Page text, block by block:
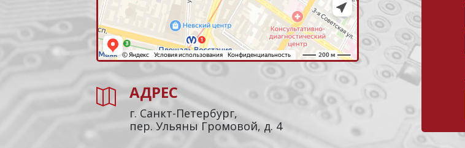
АДРЕС
г. Санкт-Петербург,
пер. Ульяны Громовой, д. 4